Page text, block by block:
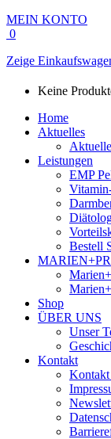
MEIN KONTO
0
Zeige
Keine
Home
Aktuelles
Leistungen
EMP
Bestell
Shop
ÜBER UNS
Unser
Kontakt